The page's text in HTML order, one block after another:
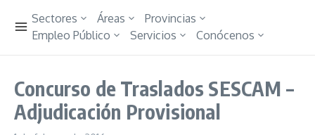
Sectores Áreas
Provincias
Empleo Público
Servicios Conócenos
Concurso de Traslados SESCAM –
Adjudicación Provisional